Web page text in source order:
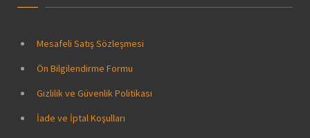
Mesafeli Satış Sözleşmesi
Ön Bilgilendirme Formu
Gizlilik ve Güvenlik Politikası
İade ve İptal Koşulları